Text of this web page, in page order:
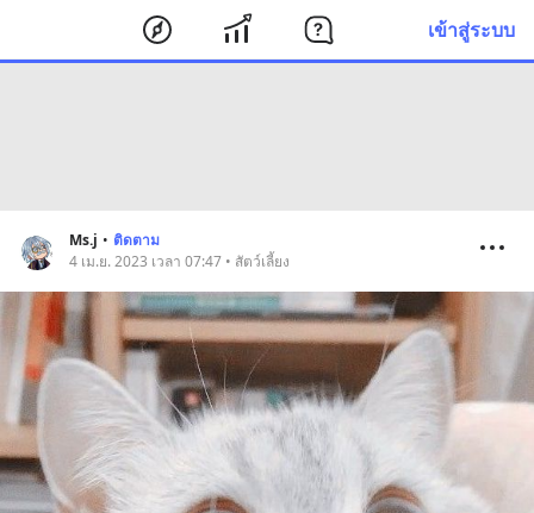
เข้าสู่ระบบ
Ms.j • ติดตาม
4 เม.ย. 2023 เวลา 07:47 • สัตว์เลี้ยง